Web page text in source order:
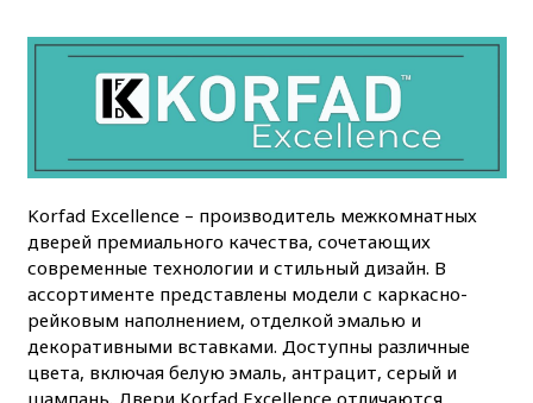
Korfad Excellence – производитель межкомнатных
дверей премиального качества, сочетающих
современные технологии и стильный дизайн. В
ассортименте представлены модели с каркасно-
рейковым наполнением, отделкой эмалью и
декоративными вставками. Доступны различные
цвета, включая белую эмаль, антрацит, серый и